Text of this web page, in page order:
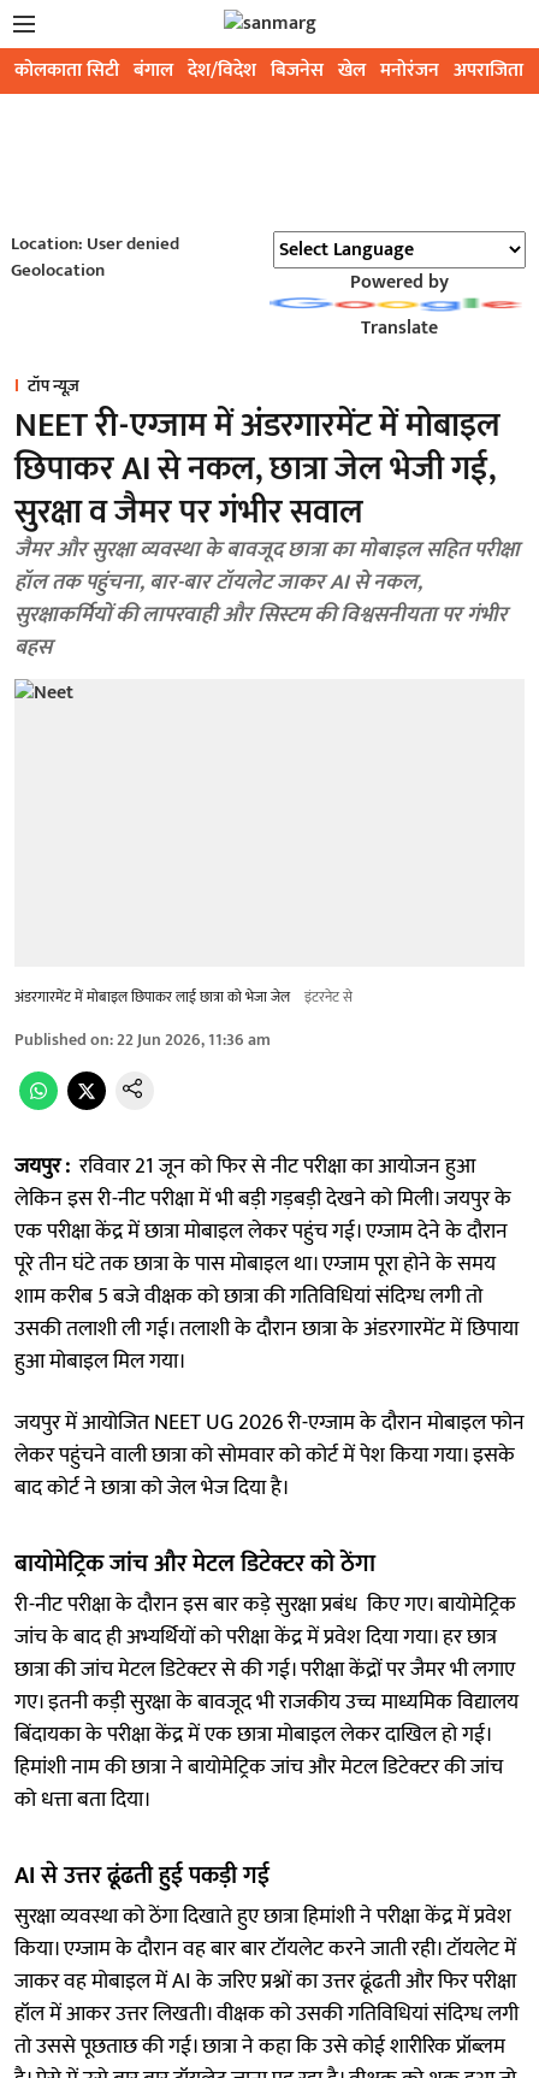
कोलकाता सिटी बंगाल देश/विदेश बिजनेस खेल मनोरंजन अपराजिता
Location: User denied
Geolocation
Powered by
Translate
टॉप न्यूज़
NEET री-एग्जाम में अंडरगारमेंट में मोबाइल
छिपाकर AI से नकल, छात्रा जेल भेजी गई,
सुरक्षा व जैमर पर गंभीर सवाल
जैमर और सुरक्षा व्यवस्था के बावजूद छात्रा का मोबाइल सहित परीक्षा
हॉल तक पहुंचना, बार-बार टॉयलेट जाकर AI से नकल,
सुरक्षाकर्मियों की लापरवाही और सिस्टम की विश्वसनीयता पर गंभीर
बहस
अंडरगारमेंट में मोबाइल छिपाकर लाई छात्रा को भेजा जेल इंटरनेट से
Published on:22 Jun 2026, 11:36 am
जयपुर : रविवार 21 जून को फिर से नीट परीक्षा का आयोजन हुआ
लेकिन इस री-नीट परीक्षा में भी बड़ी गड़बड़ी देखने को मिली। जयपुर के
एक परीक्षा केंद्र में छात्रा मोबाइल लेकर पहुंच गई। एग्जाम देने के दौरान
पूरे तीन घंटे तक छात्रा के पास मोबाइल था। एग्जाम पूरा होने के समय
शाम करीब 5 बजे वीक्षक को छात्रा की गतिविधियां संदिग्ध लगी तो
उसकी तलाशी ली गई। तलाशी के दौरान छात्रा के अंडरगारमेंट में छिपाया
हुआ मोबाइल मिल गया।
जयपुर में आयोजित NEET UG 2026 री-एग्जाम के दौरान मोबाइल फोन
लेकर पहुंचने वाली छात्रा को सोमवार को कोर्ट में पेश किया गया। इसके
बाद कोर्ट ने छात्रा को जेल भेज दिया है।
बायोमेट्रिक जांच और मेटल डिटेक्टर को ठेंगा
री-नीट परीक्षा के दौरान इस बार कड़े सुरक्षा प्रबंध किए गए। बायोमेट्रिक
जांच के बाद ही अभ्यर्थियों को परीक्षा केंद्र में प्रवेश दिया गया। हर छात्र
छात्रा की जांच मेटल डिटेक्टर से की गई। परीक्षा केंद्रों पर जैमर भी लगाए
गए। इतनी कड़ी सुरक्षा के बावजूद भी राजकीय उच्च माध्यमिक विद्यालय
बिंदायका के परीक्षा केंद्र में एक छात्रा मोबाइल लेकर दाखिल हो गई।
हिमांशी नाम की छात्रा ने बायोमेट्रिक जांच और मेटल डिटेक्टर की जांच
को धत्ता बता दिया।
AI से उत्तर ढूंढती हुई पकड़ी गई
सुरक्षा व्यवस्था को ठेंगा दिखाते हुए छात्रा हिमांशी ने परीक्षा केंद्र में प्रवेश
किया। एग्जाम के दौरान वह बार बार टॉयलेट करने जाती रही। टॉयलेट में
जाकर वह मोबाइल में AI के जरिए प्रश्नों का उत्तर ढूंढती और फिर परीक्षा
हॉल में आकर उत्तर लिखती। वीक्षक को उसकी गतिविधियां संदिग्ध लगी
तो उससे पूछताछ की गई। छात्रा ने कहा कि उसे कोई शारीरिक प्रॉब्लम